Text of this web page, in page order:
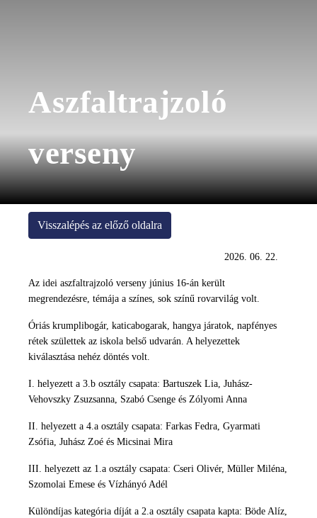
Aszfaltrajzoló
verseny
Visszalépés az előző oldalra
2026. 06. 22.
Az idei aszfaltrajzoló verseny június 16-án került
megrendezésre, témája a színes, sok színű rovarvilág volt.
Óriás krumplibogár, katicabogarak, hangya járatok, napfényes
rétek születtek az iskola belső udvarán. A helyezettek
kiválasztása nehéz döntés volt.
I. helyezett a 3.b osztály csapata: Bartuszek Lia, Juhász-
Vehovszky Zsuzsanna, Szabó Csenge és Zólyomi Anna
II. helyezett a 4.a osztály csapata: Farkas Fedra, Gyarmati
Zsófia, Juhász Zoé és Micsinai Mira
III. helyezett az 1.a osztály csapata: Cseri Olivér, Müller Miléna,
Szomolai Emese és Vízhányó Adél
Különdíjas kategória díját a 2.a osztály csapata kapta: Böde Alíz,